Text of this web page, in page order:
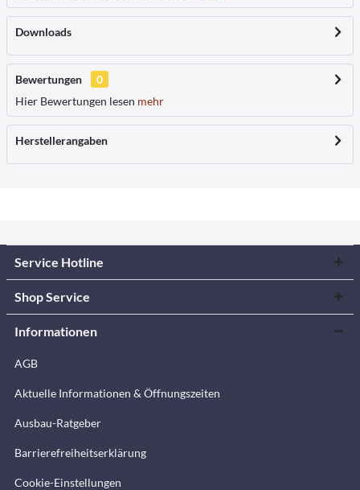
Downloads
Bewertungen
0
Hier Bewertungen lesen mehr
Herstellerangaben
Service Hotline
Shop Service
Informationen
AGB
Aktuelle Informationen & Öffnungszeiten
Ausbau-Ratgeber
Barrierefreiheitserklärung
Cookie-Einstellungen